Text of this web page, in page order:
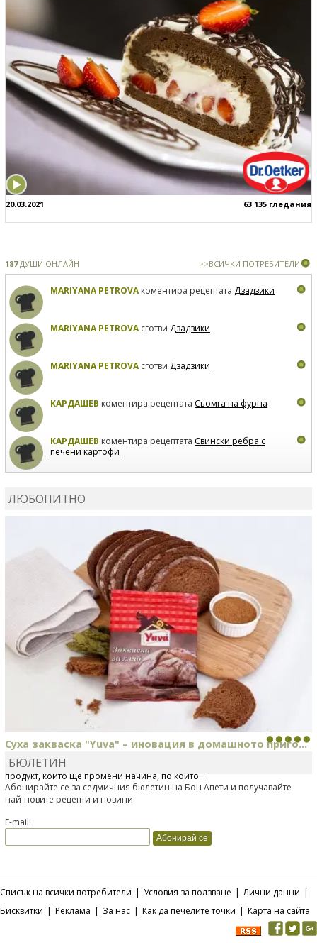
20.03.2021 63 135 гледания
187ДУШИ ОНЛАЙН >>ВСИЧКИ ПОТРЕБИТЕЛИ
MARIYANA PETROVAкоментира рецептата Дзадзики
MARIYANA PETROVAсготви Дзадзики
MARIYANA PETROVAсготви Дзадзики
КАРДАШЕВ коментира рецептата Сьомга на фурна
КАРДАШЕВ коментира рецептата Свински ребра с
печени картофи
ЛЮБОПИТНО
Суха закваска "Yuva" – иновация в домашното приго...
Отскоро Лесафр България стартира предлагането на изцяло нов
продукт, който ще промени начина, по който...
БЮЛЕТИН
Абонирайте се за седмичния бюлетин на Бон Апети и получавайте
най-новите рецепти и новини
E-mail:
Списък на всички потребители | Условия за ползване | Лични данни |
Бисквитки | Реклама | За нас | Как да печелите точки | Карта на сайта